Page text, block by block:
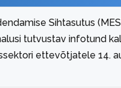
Sihtasutus
tutvustav infotund
ettevõtjatele 14.